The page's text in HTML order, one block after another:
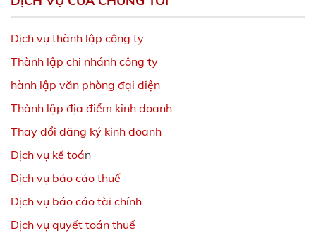
Dịch vụ thành lập công ty
Thành lập chi nhánh công ty
hành lập văn phòng đại diện
Thành lập địa điểm kinh doanh
Thay đổi đăng ký kinh doanh
Dịch vụ kế toán
Dịch vụ báo cáo thuế
Dịch vụ báo cáo tài chính
Dịch vụ quyết toán thuế